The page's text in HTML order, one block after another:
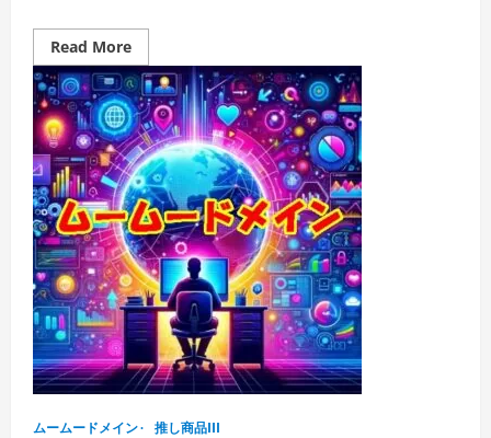
Read MoreRead
more
about
ム
ー
ム
ー
ド
メ
イ
ン
変
更
方
法
「簡
単
操
作
で
メ
イ
ン
や
ムームードメイン 推し商品III